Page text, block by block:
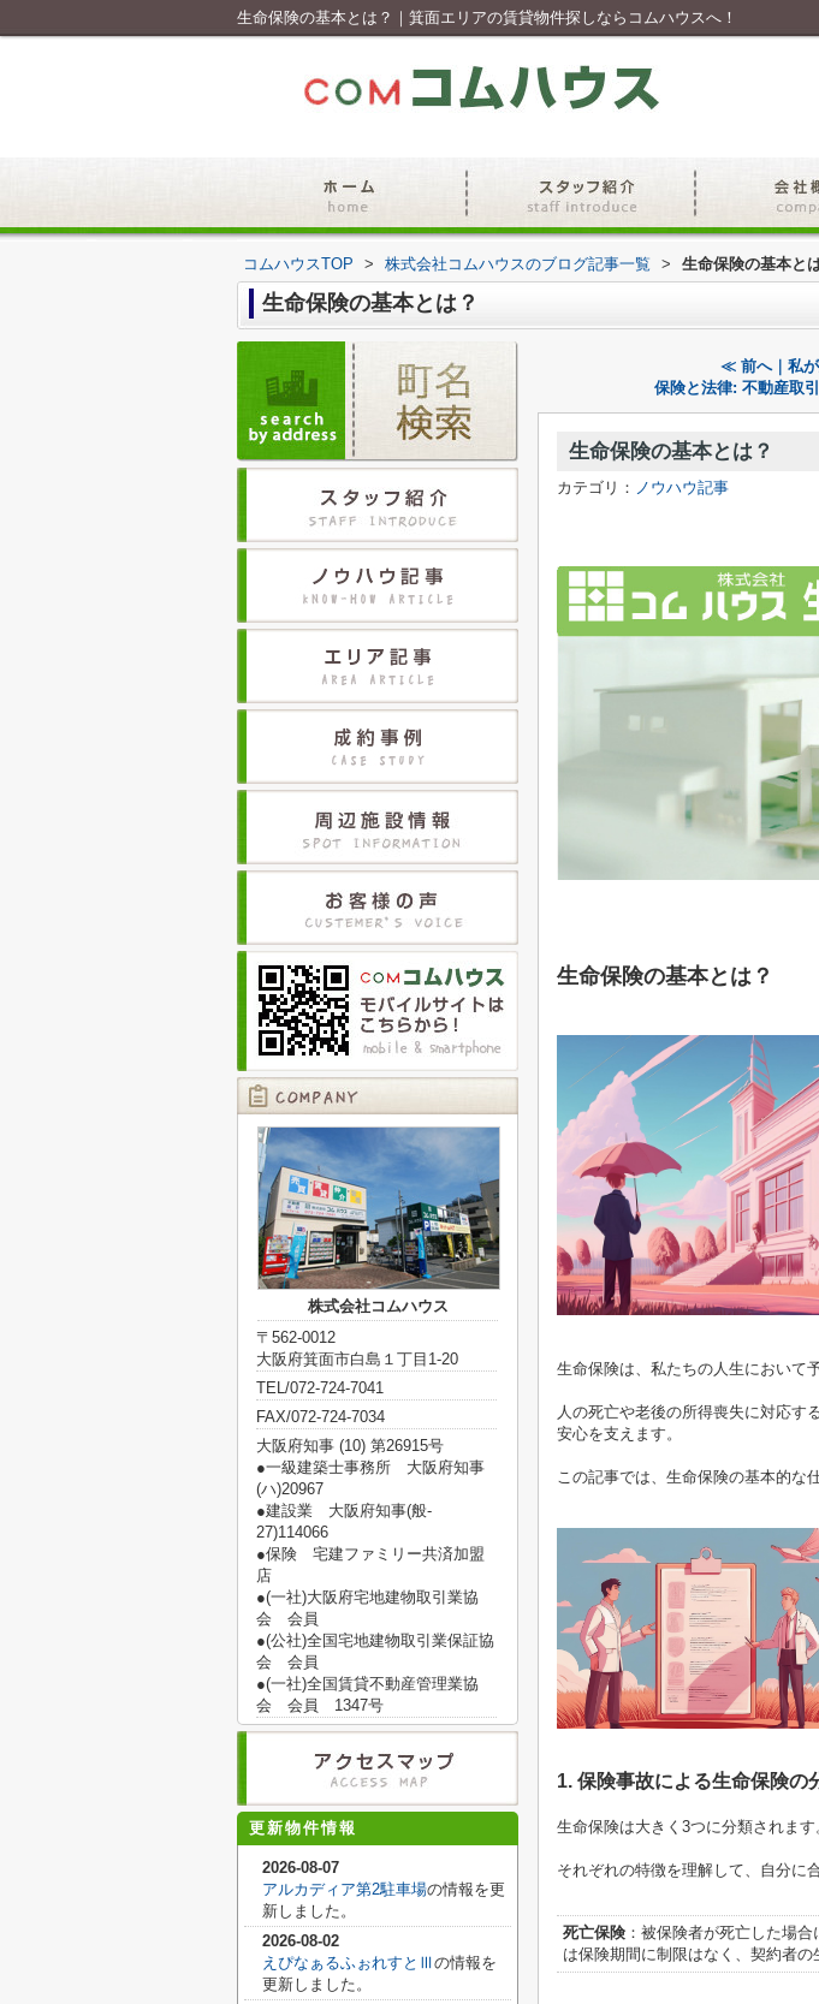
生命保険の基本とは？｜箕面エリアの賃貸物件探しならコムハウスへ！
コムハウスTOP > 株式会社コムハウスのブログ記事一覧 > 生命保険の基本と
生命保険の基本とは？
≪ 前へ｜私が
保険と法律: 不動産取
生命保険の基本とは？
カテゴリ： ノウハウ記事
生命保険の基本とは？
生命保険は、私たちの人生において
人の死亡や老後の所得喪失に対応す
安心を支えます。
この記事では、生命保険の基本的な
1. 保険事故による生命保険の
生命保険は大きく3つに分類されます
それぞれの特徴を理解して、自分に
死亡保険 ：被保険者が死亡した場
は保険期間に制限はなく、契約者の
株式会社コムハウス
〒562-0012
大阪府箕面市白島１丁目1-20
TEL/072-724-7041
FAX/072-724-7034
大阪府知事 (10) 第26915号
●一級建築士事務所 大阪府知事
(ハ)20967
●建設業 大阪府知事(般‐
27)114066
●保険 宅建ファミリー共済加盟
店
●(一社)大阪府宅地建物取引業協
会 会員
●(公社)全国宅地建物取引業保証協
会 会員
●(一社)全国賃貸不動産管理業協
会 会員 1347号
更新物件情報
2026-08-07
アルカディア第2駐車場の情報を更
新しました。
2026-08-02
えぴなぁるふぉれすとⅢ の情報を
更新しました。